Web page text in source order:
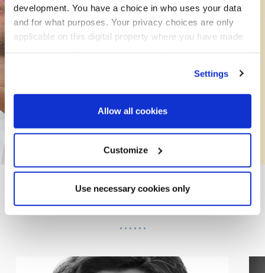
development. You have a choice in who uses your data
and for what purposes. Your privacy choices are only
applicable on this digital property where you have made
Find out more about how your personal data is processed
We use cookies across this website for a number of
reasons, such as keeping the site reliable and secure;
correctly. We also use cookies for cross-site statistics,
marketing and analysis. You can change these at any
Settings
Allow all cookies
Customize
Use necessary cookies only
임투자팀장 최진석께서 알려진 KIC의 포트포리오에서
ESG요소를 고려하는 점을 분석합니다.
2022년 연사명단